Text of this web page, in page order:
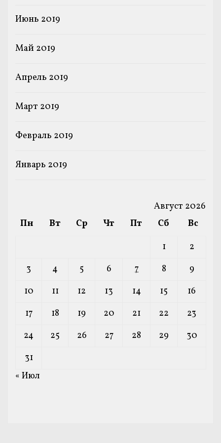
Июнь 2019
Май 2019
Апрель 2019
Март 2019
Февраль 2019
Январь 2019
Август 2026
Пн
Вт Ср Чт Пт Сб
Вс
1
2
3
4 5 6 7 8
9
10
11 12 13 14 15
16
17
18 19 20 21 22
23
24
25 26 27 28 29
30
31
« Июл